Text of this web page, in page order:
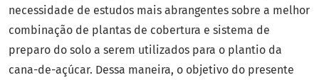
necessidade de estudos mais abrangentes sobre a melhor
combinação de plantas de cobertura e sistema de
preparo do solo a serem utilizados para o plantio da
cana-de-açúcar. Dessa maneira, o objetivo do presente